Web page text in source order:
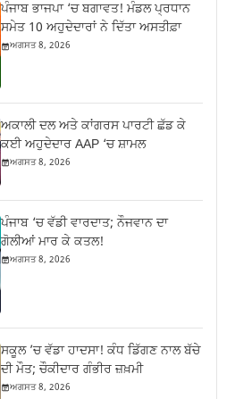
ਪੰਜਾਬ ਭਾਜਪਾ ‘ਚ ਬਗਾਵਤ! ਮੰਡਲ ਪ੍ਰਧਾਨ
ਸਮੇਤ 10 ਅਹੁਦੇਦਾਰਾਂ ਨੇ ਦਿੱਤਾ ਅਸਤੀਫ਼ਾ
ਅਗਸਤ 8, 2026
ਅਕਾਲੀ ਦਲ ਅਤੇ ਕਾਂਗਰਸ ਪਾਰਟੀ ਛੱਡ ਕੇ
ਕਈ ਅਹੁਦੇਦਾਰ AAP ‘ਚ ਸ਼ਾਮਲ
ਅਗਸਤ 8, 2026
ਪੰਜਾਬ ‘ਚ ਵੱਡੀ ਵਾਰਦਾਤ; ਨੌਜਵਾਨ ਦਾ
ਗੋਲੀਆਂ ਮਾਰ ਕੇ ਕਤਲ!
ਅਗਸਤ 8, 2026
ਸਕੂਲ ’ਚ ਵੱਡਾ ਹਾਦਸਾ! ਕੰਧ ਡਿੱਗਣ ਨਾਲ ਬੱਚੇ
ਦੀ ਮੌਤ; ਚੌਕੀਦਾਰ ਗੰਭੀਰ ਜ਼ਖ਼ਮੀ
ਅਗਸਤ 8, 2026